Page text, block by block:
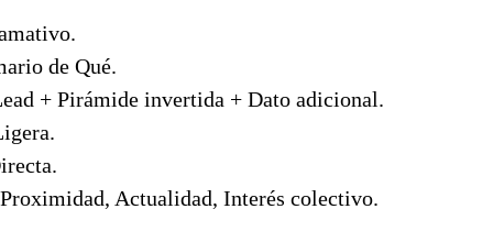
de Qué.
+ Pirámide invertida + Dato adicional.
Actualidad, Interés colectivo.